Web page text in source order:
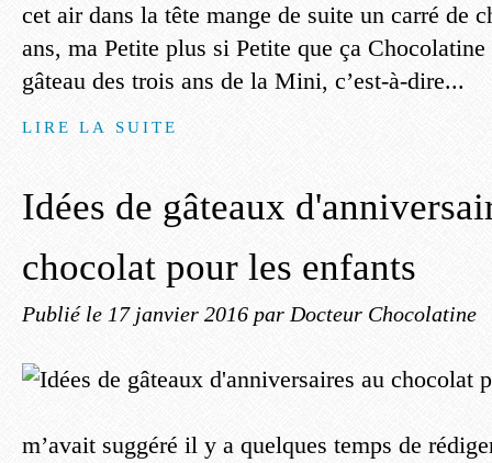
cet air dans la tête mange de suite un carré de
ans, ma Petite plus si Petite que ça Chocolatine
gâteau des trois ans de la Mini, c’est-à-dire...
LIRE LA SUITE
Idées de gâteaux
chocolat pour les enfants
Publié le 17 janvier 2016 par Docteur Chocolatine
m’avait suggéré il y a quelques temps de